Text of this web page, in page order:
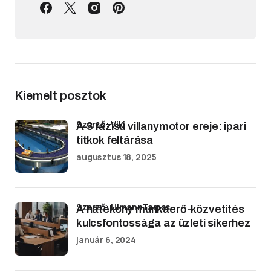
Kiemelt posztok
A 3 fázisú villanymotor ereje: ipari
titkok feltárása
Szerző: Viki
augusztus 18, 2025
A hatékony munkaerő-közvetítés
kulcsfontossága az üzleti sikerhez
Szerző: UlmannTamas
január 6, 2024